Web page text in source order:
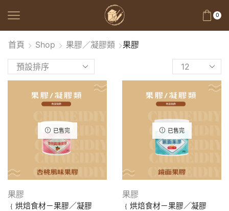
0
首頁 Shop 果膠／凝膠類 果膠
已售完
果膠
﹛烘焙食材－果膠／凝膠
已售完
果膠
﹛烘焙食材－果膠／凝膠